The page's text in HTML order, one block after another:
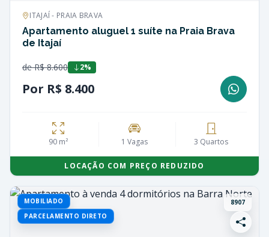
ITAJAÍ - PRAIA BRAVA
Apartamento aluguel 1 suíte na Praia Brava
de Itajaí
de R$ 8.600 2%
Por R$ 8.400
90 m² 1 Vagas 3 Quartos
LOCAÇÃO COM PREÇO REDUZIDO
MOBILIADO
PARCELAMENTO DIRETO
8907